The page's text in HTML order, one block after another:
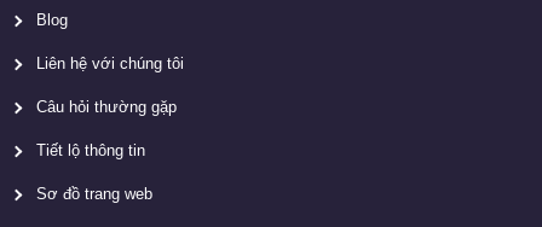
Blog
Liên hệ với chúng tôi
Câu hỏi thường gặp
Tiết lộ thông tin
Sơ đồ trang web